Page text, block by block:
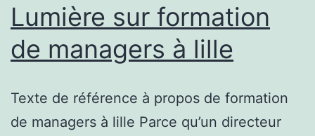
Lumière sur formation
de managers à lille
Texte de référence à propos de formation
de managers à lille Parce qu’un directeur